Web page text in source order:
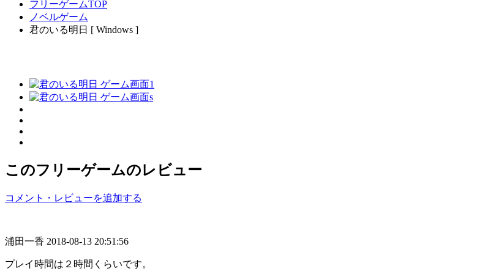
フリーゲームTOP
ノベルゲーム
君のいる明日 [ Windows ]
このフリーゲームのレビュー
コメント・レビューを追加する
浦田一香 2018-08-13 20:51:56
プレイ時間は２時間くらいです。